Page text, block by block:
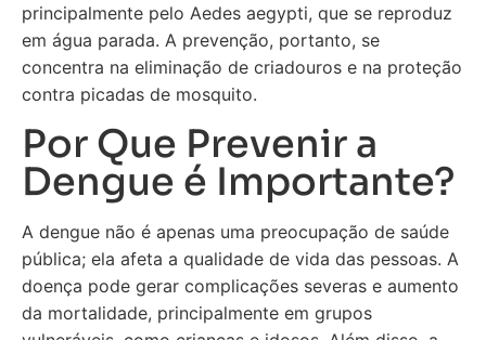
principalmente pelo Aedes aegypti, que se reproduz
em água parada. A prevenção, portanto, se
concentra na eliminação de criadouros e na proteção
contra picadas de mosquito.
Por Que Prevenir a
Dengue é Importante?
A dengue não é apenas uma preocupação de saúde
pública; ela afeta a qualidade de vida das pessoas. A
doença pode gerar complicações severas e aumento
da mortalidade, principalmente em grupos